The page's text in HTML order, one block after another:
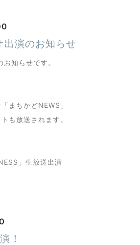
演のお知らせ
知らせです。
まちかどNEWS」
も放送されます。
」生放送出演
！